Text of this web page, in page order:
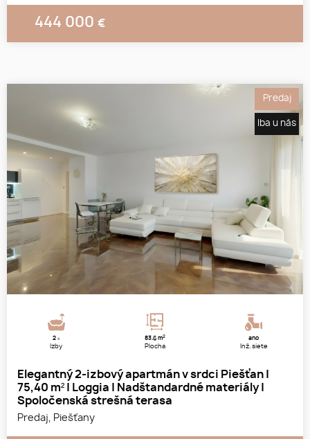
444 000 €
2x
Izby
83.6 m2
Plocha
áno
Inž. siete
Elegantný 2-izbový apartmán v srdci Piešťan |
75,40 m² | Loggia | Nadštandardné materiály |
Spoločenská strešná terasa
Predaj, Piešťany
Predaj
Iba u nás